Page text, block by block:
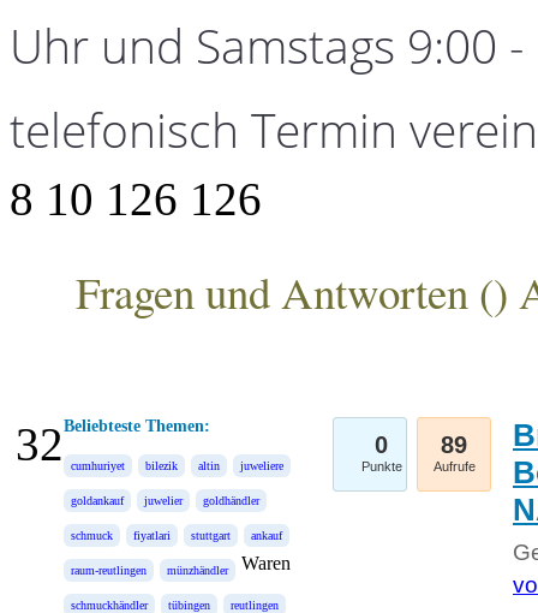
Uhr und Samstags 9:00
telefonisch Termin
8 10 126 126
Fragen und Antworten ()
Beliebteste Themen:
cumhuriyet bilezik altin juweliere
goldankauf juwelier goldhändler
schmuck fiyatlari stuttgart ankauf
raum-reutlingen münzhändler
schmuckhändler tübingen reutlingen
Waren
0
Punkte
89
Aufrufe
32